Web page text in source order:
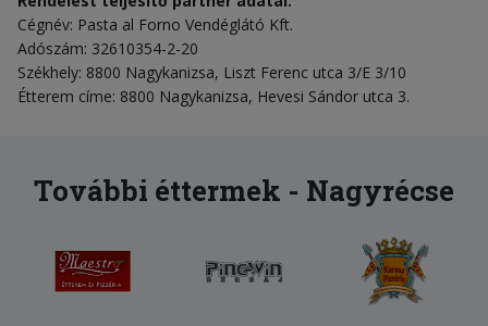
Cégnév: Pasta al Forno Vendéglátó Kft.
Adószám: 32610354-2-20
Székhely: 8800 Nagykanizsa, Liszt Ferenc utca 3/E 3/10
Étterem címe: 8800 Nagykanizsa, Hevesi Sándor utca 3.
További éttermek - Nagyrécse